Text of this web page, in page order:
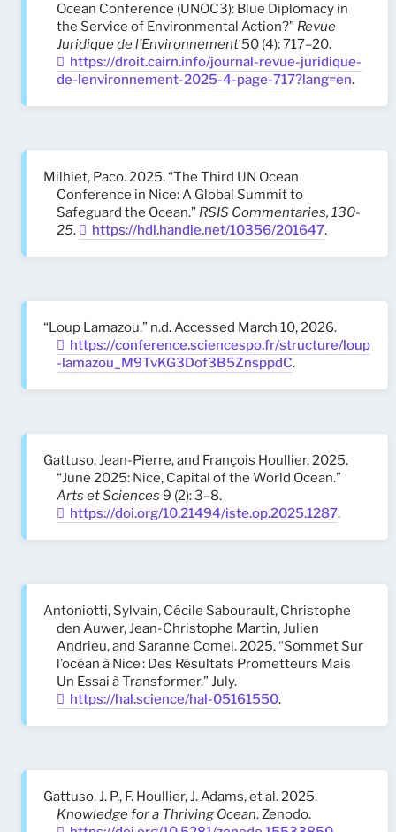
Ocean Conference (UNOC3): Blue Diplomacy in
the Service of Environmental Action?” Revue
Juridique de l’Environnement 50 (4): 717–20.
https://droit.cairn.info/journal-revue-juridique-
de-lenvironnement-2025-4-page-717?lang=en.
Milhiet, Paco. 2025. “The Third UN Ocean
Conference in Nice: A Global Summit to
Safeguard the Ocean.” RSIS Commentaries, 130-
25. https://hdl.handle.net/10356/201647.
“Loup Lamazou.” n.d. Accessed March 10, 2026.
https://conference.sciencespo.fr/structure/loup
-lamazou_M9TvKG3Dof3B5ZnsppdC.
Gattuso, Jean-Pierre, and François Houllier. 2025.
“June 2025: Nice, Capital of the World Ocean.”
Arts et Sciences 9 (2): 3–8.
https://doi.org/10.21494/iste.op.2025.1287.
Antoniotti, Sylvain, Cécile Sabourault, Christophe
den Auwer, Jean-Christophe Martin, Julien
Andrieu, and Saranne Comel. 2025. “Sommet Sur
l’océan à Nice : Des Résultats Prometteurs Mais
Un Essai à Transformer.” July.
https://hal.science/hal-05161550.
Gattuso, J. P., F. Houllier, J. Adams, et al. 2025.
Knowledge for a Thriving Ocean. Zenodo.